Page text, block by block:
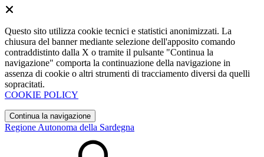
Questo sito utilizza cookie tecnici e statistici anonimizzati. La
chiusura del banner mediante selezione dell'apposito comando
contraddistinto dalla X o tramite il pulsante "Continua la
navigazione" comporta la continuazione della navigazione in
assenza di cookie o altri strumenti di tracciamento diversi da quelli
sopracitati.
COOKIE POLICY
Continua la navigazione
Regione Autonoma della Sardegna